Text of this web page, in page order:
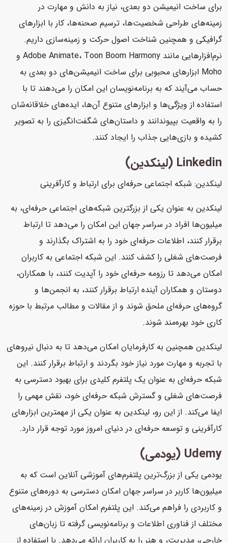
برای ساخت انیمیشن دو بعدی، نیاز به دانش و مهارت در
زمینه‌های طراحی شخصیت‌ها، ترسیم صحنه‌ها، کار با ابزارهای
گرافیکی و همچنین شناخت اصول حرکت و زمینه‌سازی داریم.
نرم‌افزارهایی مانند Adobe Animate، Toon Boom Harmony و
Moho ابزارهای محبوبی برای ساخت انیمیشن‌های دو بعدی به
حساب می‌آیند که به برنامه‌نویسان این امکان را می‌دهند تا با
استفاده از ویژگی‌ها و ابزارهای متنوع آن‌ها، ایده‌های خلاقانه‌شان
را به واقعیت بپیوندانند و داستان‌های شگفت‌انگیزی را به تصویر
کشیده و بازی‌هایی جذاب را ایجاد کنند.
Linkedin (لینکدین)
لینکدین: شبکه اجتماعی حرفه‌ای برای ارتباط و کارآفرینی
لینکدین به عنوان یکی از بزرگترین شبکه‌های اجتماعی حرفه‌ای، به
میلیون‌ها افراد در سراسر جهان این امکان را می‌دهد تا ارتباط
برقرار کنند، اطلاعات حرفه‌ای خود را به اشتراک بگذارند و
فرصت‌های شغلی را کشف کنند. این شبکه اجتماعی به کاربران
امکان می‌دهد تا رزومه حرفه‌ای خود را آپدیت کنند، با همکاران،
دوستان و همکاران آینده ارتباط برقرار کنند، به انجمن‌ها و
گروه‌های حرفه‌ای ملحق شوند و از مقالات و مطالب مرتبط با حوزه
کاری خود بهره‌مند شوند.
لینکدین همچنین به کارفرمایان امکان می‌دهد تا به دنبال نیروهای
با تجربه و مهارت مورد نیاز خود بگردند و ارتباط برقرار کنند. این
شبکه حرفه‌ای به عنوان یک پلتفرم کلیدی برای بهبود دسترسی به
فرصت‌های شغلی و گسترش شبکه حرفه‌ای خود، نقش مهمی را
ایفا می‌کند. از این رو، لینکدین به عنوان یکی از مهمترین ابزارهای
کارآفرینی و توسعه حرفه‌ای در دنیای امروز مورد توجه قرار دارد.
Udemy (یودمی)
یودمی یکی از بزرگ‌ترین پلتفرم‌های آموزشی آنلاین است که به
میلیون‌ها کاربر در سراسر جهان امکان دسترسی به دوره‌های متنوع
و کاربردی را فراهم می‌کند. این پلتفرم امکان آموزش در زمینه‌های
مختلف از فناوری اطلاعات و برنامه‌نویسی گرفته تا زبان‌های
خارجی، مدیریت، و هنر را به کاربران ارائه می‌دهد. با استفاده از